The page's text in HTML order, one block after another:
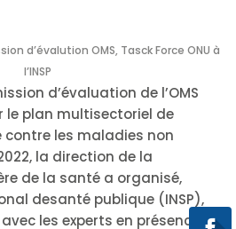
d’évalution OMS, Tasck Force ONU à
l’INSP
d’évaluation de l’OMS
le plan multisectoriel de
les maladies non
la direction de la
de la santé a organisé,
desanté publique (INSP),
les experts en présence